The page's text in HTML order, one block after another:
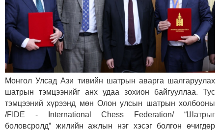
Монгол Улсад Ази тивийн шатрын аварга шалгаруулах
шатрын тэмцээнийг анх удаа зохион байгууллаа. Тус
тэмцээний хүрээнд мөн Олон улсын шатрын холбооны
/FIDE - International Chess Federation/ “Шатрыг
боловсролд” жилийн ажлын нэг хэсэг болгон өчигдөр